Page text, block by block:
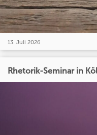
13. Juli 2026
Rhetorik-Seminar in